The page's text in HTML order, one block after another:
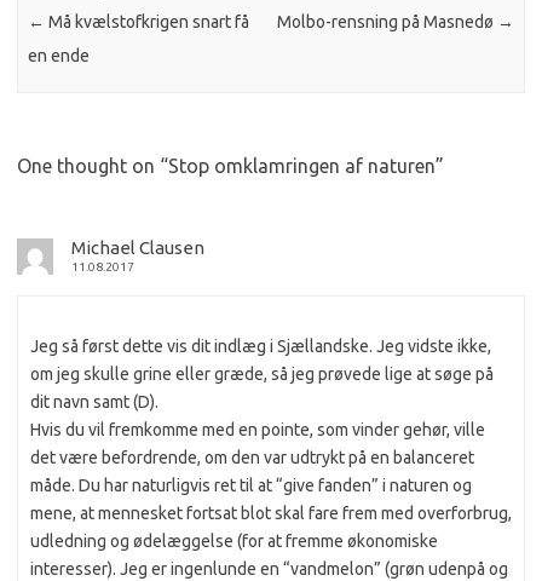
← Må kvælstofkrigen snart få
en ende
Molbo-rensning på Masnedø →
One thought on “Stop omklamringen af naturen”
Michael Clausen
11.08.2017
Jeg så først dette vis dit indlæg i Sjællandske. Jeg vidste ikke,
om jeg skulle grine eller græde, så jeg prøvede lige at søge på
dit navn samt (D).
Hvis du vil fremkomme med en pointe, som vinder gehør, ville
det være befordrende, om den var udtrykt på en balanceret
måde. Du har naturligvis ret til at “give fanden” i naturen og
mene, at mennesket fortsat blot skal fare frem med overforbrug,
udledning og ødelæggelse (for at fremme økonomiske
interesser). Jeg er ingenlunde en “vandmelon” (grøn udenpå og